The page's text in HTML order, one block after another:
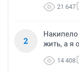
21 647
2
жить, а я
14 408